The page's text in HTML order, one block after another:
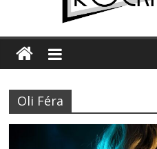
Première édition du Midgard
Oli Féra